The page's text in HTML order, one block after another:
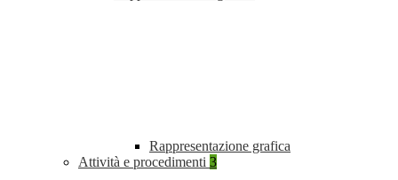
Rappresentazione grafica
Attività e procedimenti 3